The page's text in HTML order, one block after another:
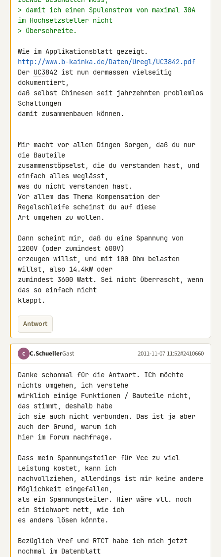
> damit ich einen Spulenstrom von maximal 30A
im Hochsetzsteller nicht
> überschreite.
http://www.b-kainka.de/Daten/Uregl/UC3842.pdf
Der UC3842 ist nun dermassen vielseitig
dokumentiert,
daß selbst Chinesen seit jahrzehnten problemlos
Schaltungen
damit zusammenbauen können.
Mir macht vor allen Dingen Sorgen, daß du nur
die Bauteile
zusammenstöpselst, die du verstanden hast, und
einfach alles weglässt,
was du nicht verstanden hast.
Vor allem das Thema Kompensation der
Regelschleife scheinst du auf diese
Art umgehen zu wollen.
Dann scheint mir, daß du eine Spannung von
1200V (oder zumindest 600V)
erzeugen willst, und mit 100 Ohm belasten
willst, also 14.4kW oder
zumindest 3600 Watt. Sei nicht überrascht, wenn
das so einfach nicht
klappt.
Antwort
C C.SchuellerGast 2011-11-07 11:52#2410660
Danke schonmal für die Antwort. ICh möchte
nichts umgehen, ich verstehe
wirklich einige Funktionen / Bauteile nicht,
das stimmt, deshalb habe
ich sie auch nicht verbunden. Das ist ja aber
auch der Grund, warum ich
hier im Forum nachfrage.
Dass mein Spannungsteiler für Vcc zu viel
Leistung kostet, kann ich
nachvollziehen, allerdings ist mir keine andere
Möglichkeit eingefallen,
als ein Spannungsteiler. Hier wäre vll. noch
ein Stichwort nett, wie ich
es anders lösen könnte.
Bezüglich Vref und RTCT habe ich mich jetzt
nochmal im Datenblatt